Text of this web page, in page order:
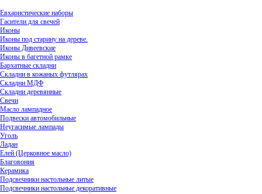
Евхаристические наборы
Гасители для свечей
Иконы
Иконы под старину на дереве.
Иконы Дивеевские
Иконы в багетной рамке
Бархатные складни
Складни в кожаных футлярах
Складни МДФ
Складни деревянные
Свечи
Масло лампадное
Подвески автомобильные
Неугасимые лампады
Уголь
Ладан
Елей (Церковное масло)
Благовония
Керамика
Подсвечники настольные литые
Подсвечники настольные декоративные